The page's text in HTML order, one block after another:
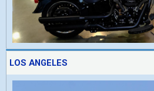
LOS ANGELES